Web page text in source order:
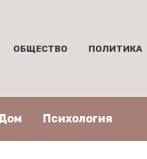
ОБЩЕСТВО ПОЛИТИКА
Психология